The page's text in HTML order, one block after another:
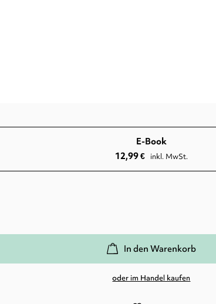
E-Book
12,99€ inkl. MwSt.
In den Warenkorb
oder im Handel kaufen